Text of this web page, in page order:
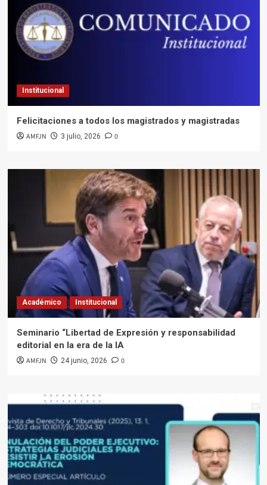
Institucional
Felicitaciones a todos los magistrados y magistradas
AMFJN 3 julio, 2026 0
Académico Institucional
Seminario “Libertad de Expresión y responsabilidad
editorial en la era de la IA
AMFJN 24 junio, 2026 0